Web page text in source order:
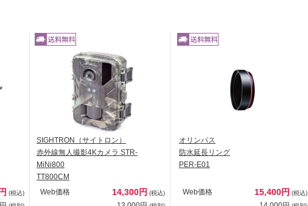
(税込)
SIGHTRON（サイトロン）
赤外線無人撮影4Kカメラ STR-
MiNi800
TT800CM
Web価格
14,300円 (税込)
オリンパス
防水延長リング
PER-E01
Web価格 15,400円 (税込)